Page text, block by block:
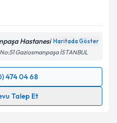
Hastanesi Haritada Göster
Gaziosmanpaşa İSTANBUL
474 04 68
Talep Et